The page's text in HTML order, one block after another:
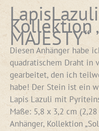
Kollektion
MAJESTY“
Diesen Anhänger habe
quadratischem Draht in
gearbeitet, den ich
habe! Der Stein ist ein
Lapis Lazuli mit
Maße: 5,8 x 3,2 cm
Anhänger, Kollektion